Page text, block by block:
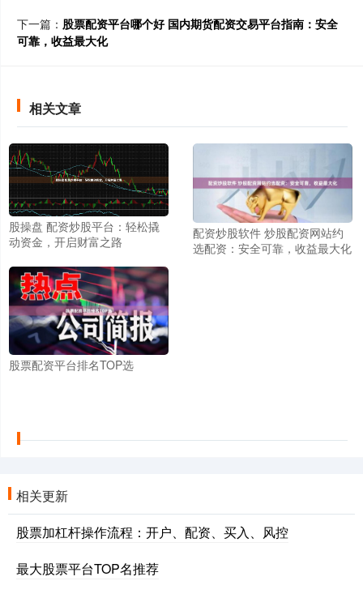
下一篇： 股票配资平台哪个好 国内期货配资交易平台指南：安全
可靠，收益最大化
相关文章
股操盘 配资炒股平台：轻松撬
动资金，开启财富之路
配资炒股软件 炒股配资网站约
选配资：安全可靠，收益最大化
股票配资平台排名TOP选
相关更新
股票加杠杆操作流程：开户、配资、买入、风控
最大股票平台TOP名推荐